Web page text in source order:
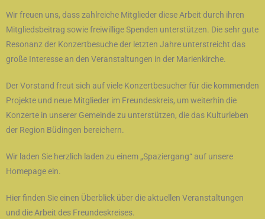
Wir freuen uns, dass zahlreiche Mitglieder diese Arbeit durch ihren
Mitgliedsbeitrag sowie freiwillige Spenden unterstützen. Die sehr gute
Resonanz der Konzertbesuche der letzten Jahre unterstreicht das
große Interesse an den Veranstaltungen in der Marienkirche.
Der Vorstand freut sich auf viele Konzertbesucher für die kommenden
Projekte und neue Mitglieder im Freundeskreis, um weiterhin die
Konzerte in unserer Gemeinde zu unterstützen, die das Kulturleben
der Region Büdingen bereichern.
Wir laden Sie herzlich laden zu einem „Spaziergang“ auf unsere
Homepage ein.
Hier finden Sie einen Überblick über die aktuellen Veranstaltungen
und die Arbeit des Freundeskreises.